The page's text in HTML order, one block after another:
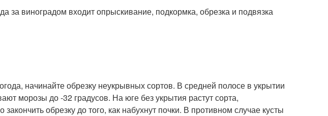
за виноградом входит опрыскивание, подкормка, обрезка и подвязка
начинайте обрезку неукрывных сортов. В средней полосе в укрытии
морозы до -32 градусов. На юге без укрытия растут сорта,
обрезку до того, как набухнут почки. В противном случае кусты